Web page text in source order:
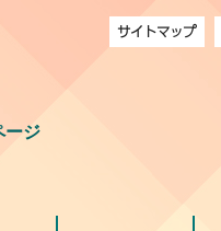
ージ
サイトマップ